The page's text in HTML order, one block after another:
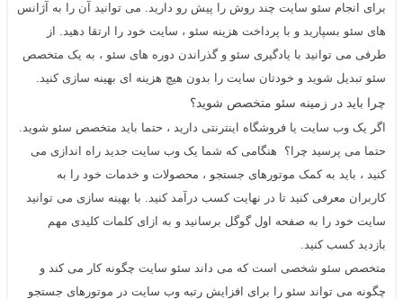
برای انجام سئو سایت چند روش را پیش رو دارید. می توانید آن را به آژانس
های سئو بسپارید و با پرداخت هزینه سئو ، سایت خود را ارتقا دهید. از
طرفی می توانید با یادگیری سئو و گذراندن دوره های سئو ، به یک متخصص
سئو تبدیل شوید و خودتان سایت را بدون هیچ هزینه ای بهینه سازی کنید.
چرا باید در زمینه سئو متخصص شوید؟
اگر یک وب سایت یا فروشگاه اینترنتی دارید ، حتما باید متخصص سئو شوید.
حتما می پرسید چرا؟ هنگامی که شما یک وب سایت جدید راه اندازی می
کنید ، باید به کمک موتورهای جستجو ، محصولات و خدمات خود را به
کاربران معرفی کنید تا در نهایت کسب درآمد کنید. با بهینه سازی می توانید
سایت خود را به صفحه اول گوگل برسانید و به ازای کلمات کلیدی مهم
بازدید کسب کنید.
متخصص سئو شخصی است که می داند سئو سایت چگونه کار می کند و
چگونه می تواند سئو را برای افزایش رتبه وب سایت در موتورهای جستجو